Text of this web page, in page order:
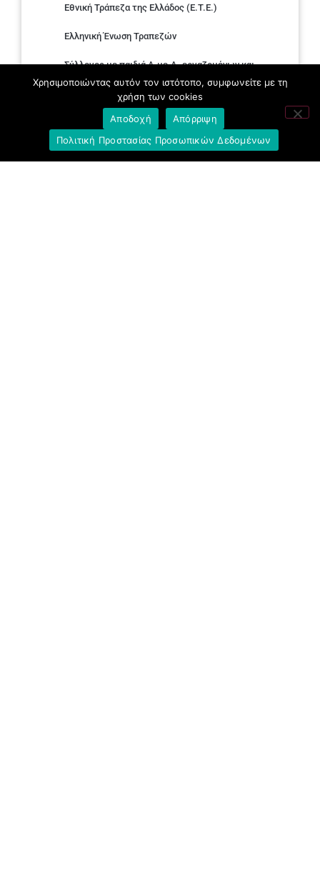
Εθνική Τράπεζα της Ελλάδος (E.T.E.)
Ελληνική Ένωση Τραπεζών
Σύλλογος με παιδιά Α.με.Α. εργαζομένων και
συνταξιούχων Ε.Τ.Ε.
Υπουργείο Εργασίας και Κοινωνικών
Υποθέσεων
Χρησιμοποιώντας αυτόν τον ιστότοπο, συμφωνείτε με τη
χρήση των cookies
Αποδοχή
Απόρριψη
Πολιτική Προστασίας Προσωπικών Δεδομένων